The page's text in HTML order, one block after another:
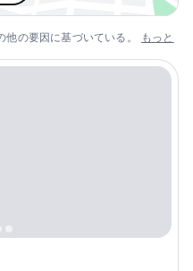
の要因に基づいている。
もっと